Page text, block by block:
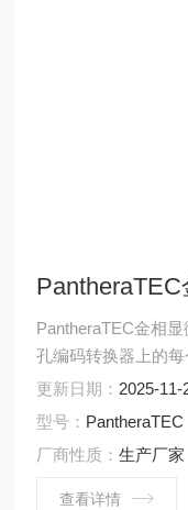
PantheraTEC金相
孔编码转换器上的每
更新日期： 2025-11-
型号： PantheraTEC
厂商性质：生产厂家
查看详情